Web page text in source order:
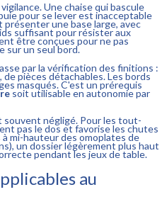
Une chaise qui bascule
pour se lever est inacceptable
une base large, avec
suffisant pour résister aux
être conçues pour ne pas
sur un seul bord.
par la vérification des finitions :
pièces détachables. Les bords
masqués. C'est un prérequis
soit utilisable en autonomie par
souvent négligé. Pour les tout-
pas le dos et favorise les chutes
mi-hauteur des omoplates de
un dossier légèrement plus haut
pendant les jeux de table.
au